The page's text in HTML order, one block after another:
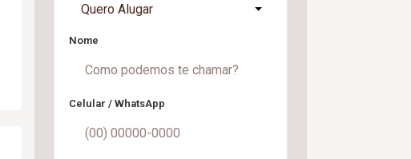
Quero Alugar
Nome
Celular / WhatsApp